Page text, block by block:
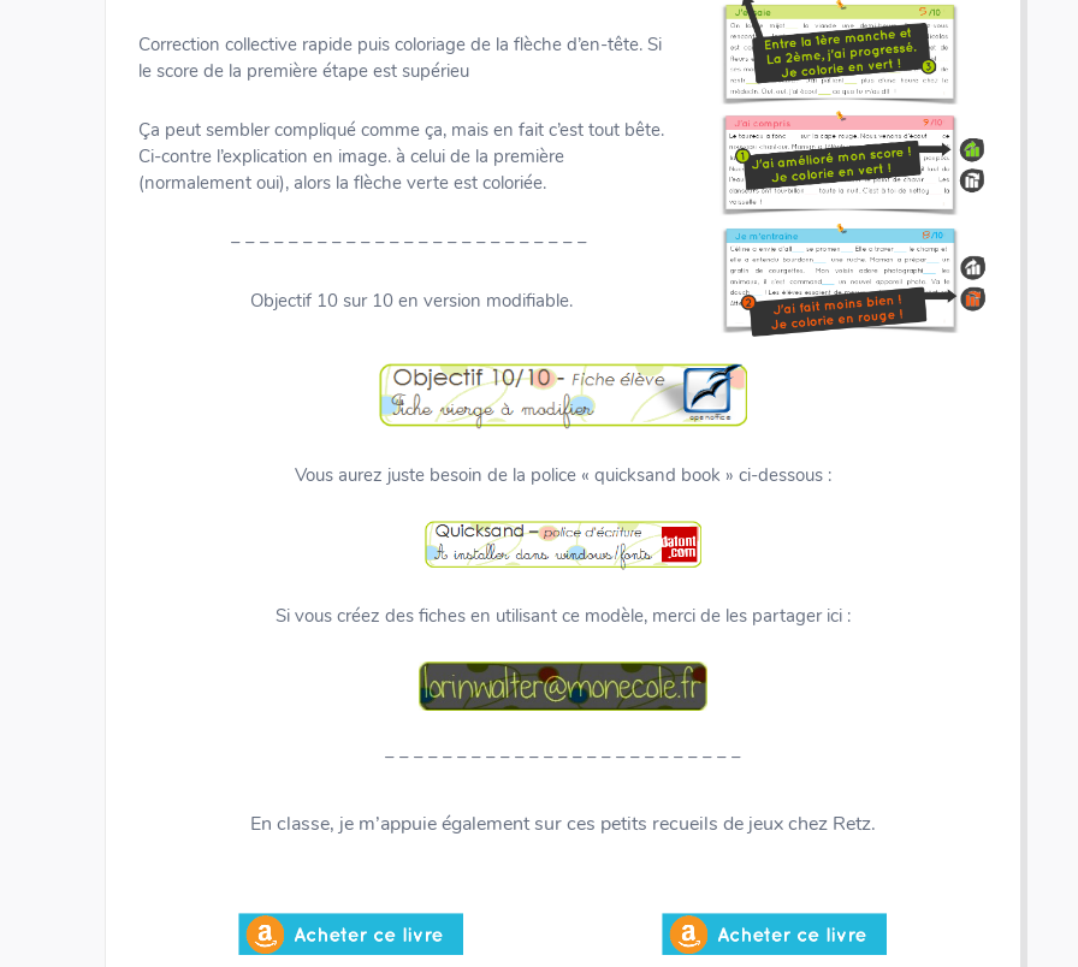
Correction collective rapide puis coloriage de la flèche d’en-tête. Si
le score de la première étape est supérieu
Ça peut sembler compliqué comme ça, mais en fait c’est tout bête.
Ci-contre l’explication en image. à celui de la première
(normalement oui), alors la flèche verte est coloriée.
– – – – – – – – – – – – – – – – – – – – – – – – –
Objectif 10 sur 10 en version modifiable.
Vous aurez juste besoin de la police « quicksand book » ci-dessous :
Si vous créez des fiches en utilisant ce modèle, merci de les partager ici :
– – – – – – – – – – – – – – – – – – – – – – – – –
En classe, je m’appuie également sur ces petits recueils de jeux chez Retz.